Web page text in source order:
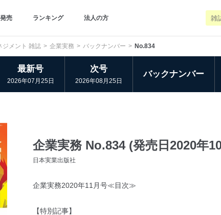
売 ランキング 法人の方
ジメント 雑誌 企業実務 バックナンバー No.834
最新号
2026年07月25日
次号
2026年08月25日
バックナンバー
企業実務 No.834 (発売日2020年
日本実業出版社
企業実務2020年11月号≪目次≫
【特別記事】